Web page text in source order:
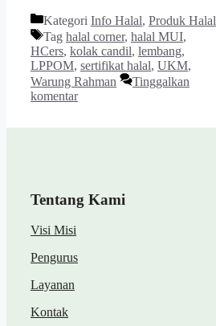
Kategori Info Halal, Produk Halal
Tag halal corner, halal MUI,
HCers, kolak candil, lembang,
LPPOM, sertifikat halal, UKM,
Warung Rahman
Tinggalkan
komentar
Tentang Kami
Visi Misi
Pengurus
Layanan
Kontak